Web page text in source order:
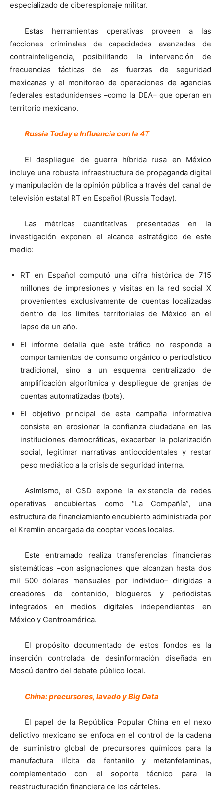
especializado de ciberespionaje militar.
Estas herramientas operativas proveen a las
facciones criminales de capacidades avanzadas de
contrainteligencia, posibilitando la intervención de
frecuencias tácticas de las fuerzas de seguridad
mexicanas y el monitoreo de operaciones de agencias
federales estadunidenses –como la DEA– que operan en
territorio mexicano.
Russia Today e Influencia con la 4T
El despliegue de guerra híbrida rusa en México
incluye una robusta infraestructura de propaganda digital
y manipulación de la opinión pública a través del canal de
televisión estatal RT en Español (Russia Today).
Las métricas cuantitativas presentadas en la
investigación exponen el alcance estratégico de este
medio:
RT en Español computó una cifra histórica de 715
millones de impresiones y visitas en la red social X
provenientes exclusivamente de cuentas localizadas
dentro de los límites territoriales de México en el
lapso de un año.
El informe detalla que este tráfico no responde a
comportamientos de consumo orgánico o periodístico
tradicional, sino a un esquema centralizado de
amplificación algorítmica y despliegue de granjas de
cuentas automatizadas (bots).
El objetivo principal de esta campaña informativa
consiste en erosionar la confianza ciudadana en las
instituciones democráticas, exacerbar la polarización
social, legitimar narrativas antioccidentales y restar
peso mediático a la crisis de seguridad interna.
Asimismo, el CSD expone la existencia de redes
operativas encubiertas como “La Compañía”, una
estructura de financiamiento encubierto administrada por
el Kremlin encargada de cooptar voces locales.
Este entramado realiza transferencias financieras
sistemáticas –con asignaciones que alcanzan hasta dos
mil 500 dólares mensuales por individuo– dirigidas a
creadores de contenido, blogueros y periodistas
integrados en medios digitales independientes en
México y Centroamérica.
El propósito documentado de estos fondos es la
inserción controlada de desinformación diseñada en
Moscú dentro del debate público local.
China: precursores, lavado y Big Data
El papel de la República Popular China en el nexo
delictivo mexicano se enfoca en el control de la cadena
de suministro global de precursores químicos para la
manufactura ilícita de fentanilo y metanfetaminas,
complementado con el soporte técnico para la
reestructuración financiera de los cárteles.